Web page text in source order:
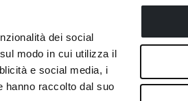
dei social
modo in cui utilizza il
e social media, i
hanno raccolto dal suo